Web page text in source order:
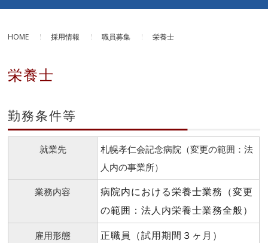
HOME 採用情報 職員募集 栄養士
栄養士
勤務条件等
就業先
札幌孝仁会記念病院（変更の範囲：法
人内の事業所）
業務内容
病院内における栄養士業務（変更
の範囲：法人内栄養士業務全般）
雇用形態 正職員（試用期間３ヶ月）